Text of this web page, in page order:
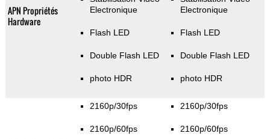
APN Propriétés
Hardware
Electronique
Flash LED
Double Flash LED
photo HDR
Electronique
Flash LED
Double Flash LED
photo HDR
2160p/30fps
2160p/60fps
2160p/30fps
2160p/60fps